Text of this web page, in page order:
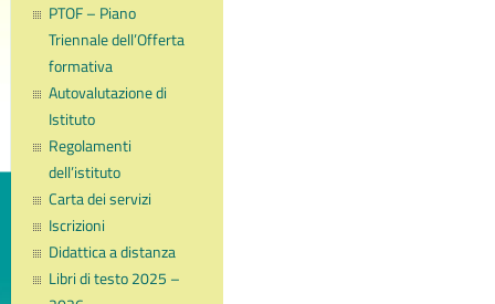
PTOF – Piano
Triennale dell’Offerta
formativa
Autovalutazione di
Istituto
Regolamenti
dell’istituto
Carta dei servizi
Iscrizioni
Didattica a distanza
Libri di testo 2025 –